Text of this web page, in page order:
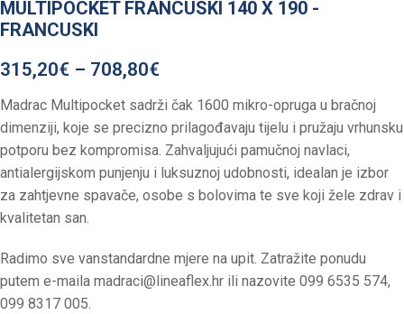
MULTIPOCKET FRANCUSKI 140 X 190 -
FRANCUSKI
315,20€ – 708,80€
Madrac Multipocket sadrži čak 1600 mikro-opruga u bračnoj
dimenziji, koje se precizno prilagođavaju tijelu i pružaju vrhunsku
potporu bez kompromisa. Zahvaljujući pamučnoj navlaci,
antialergijskom punjenju i luksuznoj udobnosti, idealan je izbor
za zahtjevne spavače, osobe s bolovima te sve koji žele zdrav i
kvalitetan san.
Radimo sve vanstandardne mjere na upit. Zatražite ponudu
putem e-maila madraci@lineaflex.hr ili nazovite 099 6535 574,
099 8317 005.